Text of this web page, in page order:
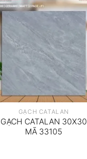
GẠCH CATALAN
GẠCH CATALAN 30X30
MÃ 33105